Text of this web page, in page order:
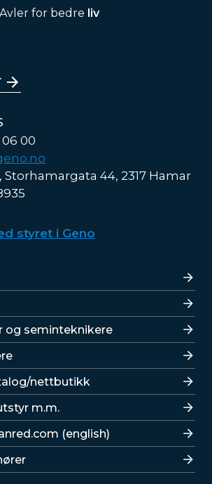
Avler for bedre liv
00
Storhamargata 44, 2317 Hamar
styret i Geno
og seminteknikere
nettbutikk
m.m.
(english)